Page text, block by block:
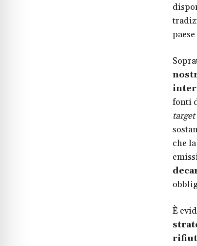
fonti
target
che
È